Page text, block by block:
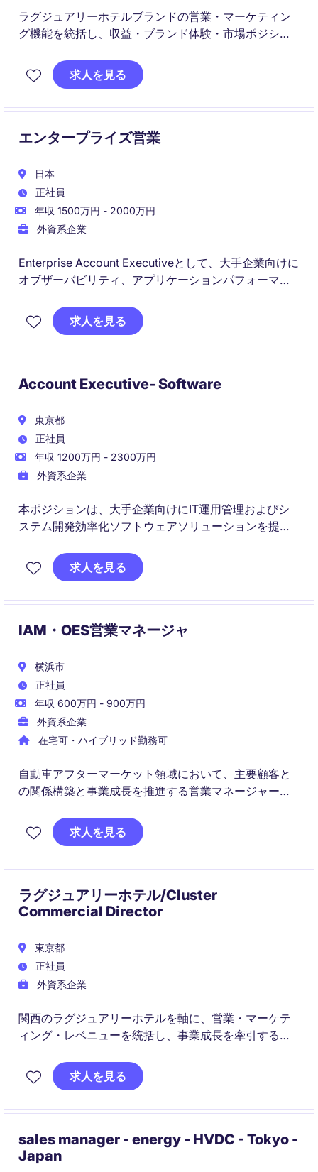
ラグジュアリーホテルブランドの営業・マーケティン
グ機能を統括し、収益・ブランド体験・市場ポジショ
設計からチームマネジメントまで、ホテルの中核を担
うポジションとして事業成長を牽引いただきます。
求人を見る
エンタープライズ営業
日本
正社員
年収 1500万円 - 2000万円
外資系企業
Enterprise Account Executiveとして、大手企業向けに
オブザーバビリティ、アプリケーションパフォーマン
ションを提案し、顧客のデジタルサービスの安定運用
と事業成長を支援します。新規顧客開拓および既存顧
求人を見る
Account Executive- Software
東京都
正社員
年収 1200万円 - 2300万円
外資系企業
本ポジションは、大手企業向けにIT運用管理およびシ
ステム開発効率化ソフトウェアソリューションを提案
存顧客への深耕営業に加え、新規顧客の開拓も担い、
顧客のIT変革・業務効率化・DX推進をビジネス視点で
ルティブな営業活動が求められます。
求人を見る
IAM・OES営業マネージャ
横浜市
正社員
年収 600万円 - 900万円
外資系企業
在宅可・ハイブリッド勤務可
自動車アフターマーケット領域において、主要顧客と
の関係構築と事業成長を推進する営業マネージャーポ
マーケティング連携まで幅広く担当し、持続的な売上
拡大に貢献いただきます
求人を見る
ラグジュアリーホテル/Cluster
Commercial Director
東京都
正社員
外資系企業
関西のラグジュアリーホテルを軸に、営業・マーケテ
ィング・レベニューを統括し、事業成長を牽引するク
フォリオの両面で、戦略立案から実行までをリードし
ます。
求人を見る
sales manager - energy - HVDC - Tokyo -
Japan